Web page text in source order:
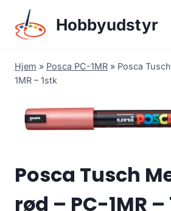
content
Hobbyudstyr
Hjem » Posca PC-1MR » Posca
1MR – 1stk
Posca Tusch
rød – PC-1MR –